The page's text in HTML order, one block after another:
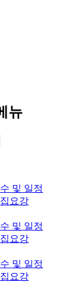
뉴
및 일정
요강
및 일정
요강
및 일정
요강